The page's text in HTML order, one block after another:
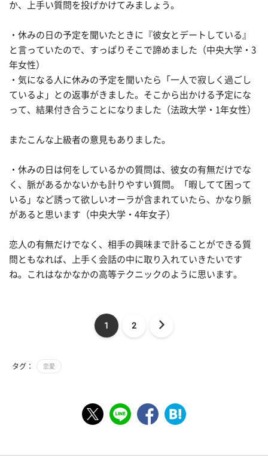
か、上手い質問を投げかけてみましょう。
・休みの日の予定を聞いたときに『彼女とデートしている』
と言っていたので、すっぱりそこで諦めました（中央大学・3
年女性）
・気になる人に休みの予定を聞いたら「一人で寂しく過ごし
ているよ」との返事がきました。そこから出かける予定にな
って、結果付き合うことになりました（法政大学・1年女性）
またこんな上級者の意見もありました。
・休みの日は何をしているかの質問は、彼女の有無だけでな
く、脈があるかないかも計りやすい質問。「暇してて困って
いる」など誘って欲しいオーラが含まれていたら、かなり脈
があると思います（中央大学・4年女子）
恋人の有無だけでなく、相手の興味まで計ることができる質
問ともなれば、上手く会話の中に取り入れていきたいです
ね。これはなかなかの高等テクニックのように思います。
1 2
タグ： 恋愛